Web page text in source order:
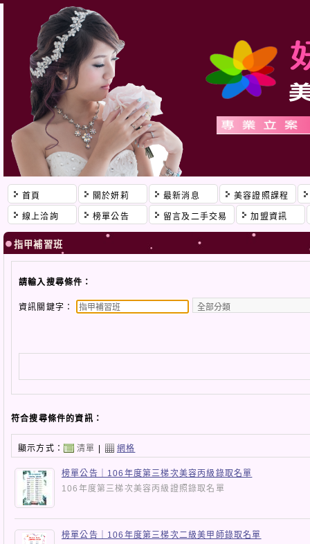
首頁 關於妍莉 最新消息 美容證照課程
線上洽詢 榜單公告 留言及二手交易 加盟資訊
指甲補習班
請輸入搜尋條件：
資訊關鍵字：
符合搜尋條件的資訊：
顯示方式： 清單 | 網格
榜單公告｜106年度第三梯次美容丙級錄取名單
106年度第三梯次美容丙級證照錄取名單
榜單公告｜106年度第三梯次二級美甲師錄取名單